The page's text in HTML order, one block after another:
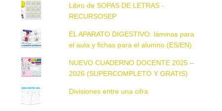
Libro de SOPAS DE LETRAS -
RECURSOSEP
EL APARATO DIGESTIVO: láminas para
el aula y fichas para el alumno (ES/EN)
NUEVO CUADERNO DOCENTE 2025 –
2026 (SUPERCOMPLETO Y GRATIS)
Divisiones entre una cifra